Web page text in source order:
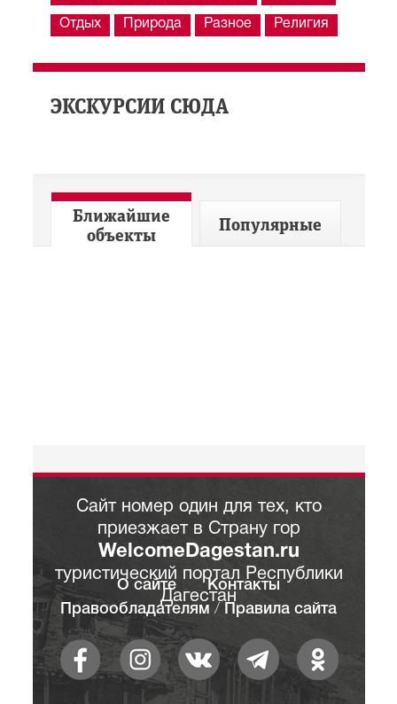
Отдых Природа Разное Религия
ЭКСКУРСИИ СЮДА
Ближайшие
объекты
Популярные
Сайт номер один для тех, кто
приезжает в Страну гор
WelcomeDagestan.ru
туристический портал Республики
Дагестан
О сайте
Контакты
Правообладателям / Правила сайта